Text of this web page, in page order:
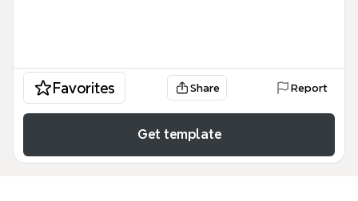
Favorites Share Report
Get template